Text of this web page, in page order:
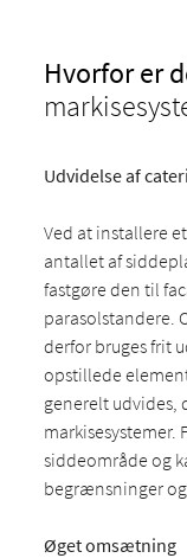
Hvorfor er
Udvidelse af
Ved at installere
antallet af
fastgøre den til
parasolstandere.
derfor bruges frit
opstillede
generelt udvides,
markisesystemer.
siddeområde og
begrænsninger
Øget omsætning